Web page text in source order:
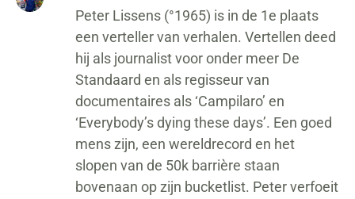
Peter Lissens (°1965) is in de 1e plaats
een verteller van verhalen. Vertellen deed
hij als journalist voor onder meer De
Standaard en als regisseur van
documentaires als ‘Campilaro’ en
‘Everybody’s dying these days’. Een goed
mens zijn, een wereldrecord en het
slopen van de 50k barrière staan
bovenaan op zijn bucketlist. Peter verfoeit